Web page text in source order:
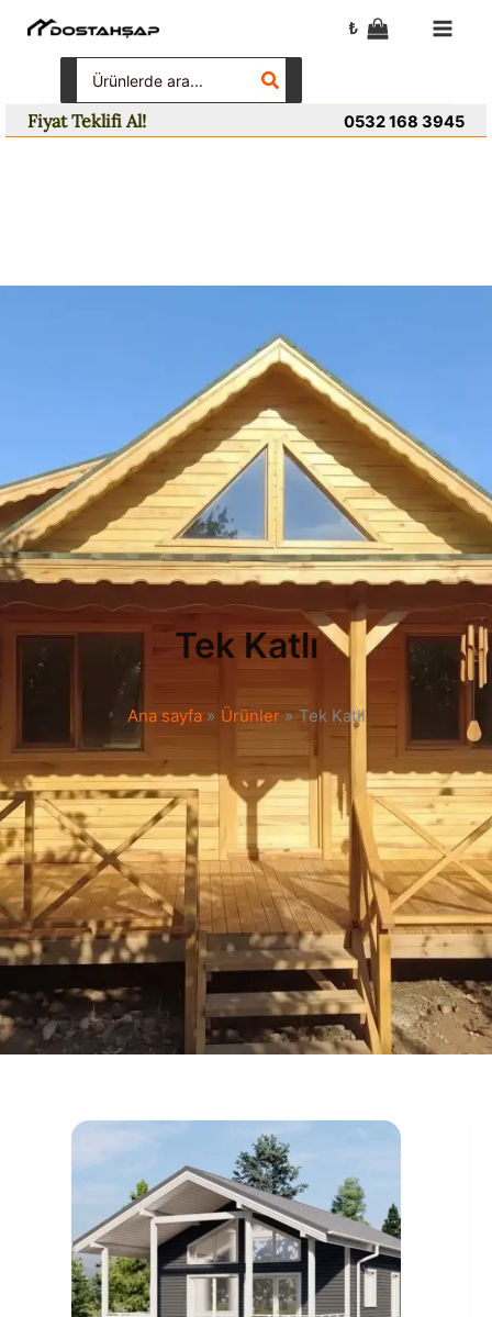
₺
for:
Fiyat Teklifi Al! 0532 168 3945
Tek Katlı
Ana sayfa Ürünler Tek Katlı